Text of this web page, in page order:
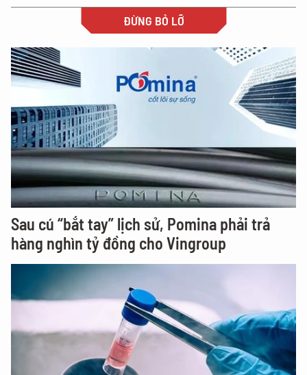
ĐỪNG BỎ LỠ
Sau cú “bắt tay” lịch sử, Pomina phải trả
hàng nghìn tỷ đồng cho Vingroup